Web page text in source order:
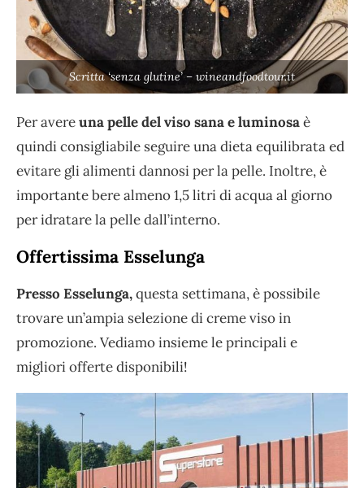
Scritta ‘senza glutine’ – wineandfoodtour.it
Per avereuna pelle del viso sana e luminosaè
quindi consigliabile seguire una dieta equilibrata ed
evitare gli alimenti dannosi per la pelle. Inoltre, è
importante bere almeno 1,5 litri di acqua al giorno
per idratare la pelle dall’interno.
Offertissima Esselunga
Presso Esselunga,questa settimana, è possibile
trovare un’ampia selezione di creme viso in
promozione. Vediamo insieme le principali e
migliori offerte disponibili!